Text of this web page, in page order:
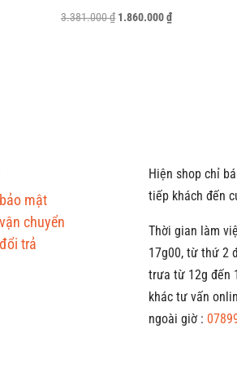
3.381.000₫ Giá
1.860.000₫Giá
mật
chuyển
trả
Hiện shop chỉ
tiếp khách đến
Thời gian làm
17g00, từ thứ 2
trưa từ 12g đến
khác tư vấn
ngoài giờ :